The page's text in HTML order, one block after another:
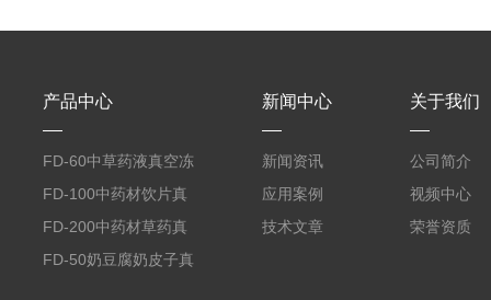
产品中心
FD-60中草药液真空冻
干机
FD-100中药材饮片真
空冻干机
FD-200中药材草药真
空冻干机
FD-50奶豆腐奶皮子真
新闻中心
新闻资讯
应用案例
技术文章
关于我们
公司简介
视频中心
荣誉资质